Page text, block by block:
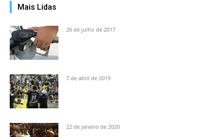
Mais Lidas
26 de julho de 2017
7 de abril de 2019
22 de janeiro de 2020